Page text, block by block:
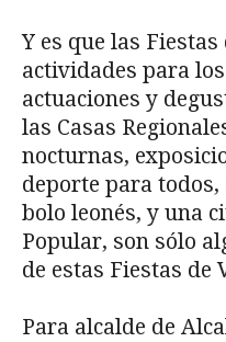
Y es que las
actividades para
actuaciones y
las Casas
nocturnas,
deporte para todos,
bolo leonés, y una
Popular, son sólo
de estas Fiestas de
Para alcalde de